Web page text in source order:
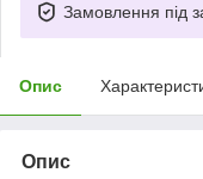
Замовлення під
Опис
Опис